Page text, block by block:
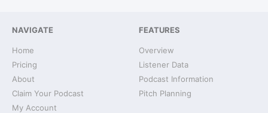
NAVIGATE
Home
Pricing
About
Claim Your Podcast
My Account
FEATURES
Overview
Listener Data
Podcast Information
Pitch Planning